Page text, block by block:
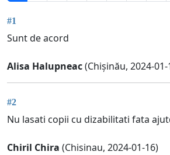
#1
Sunt de acord
Alisa Halupneac(Chișinău, 2024-01-
#2
Nu lasati copii cu dizabilitati fata
Chiril Chira (Chisinau, 2024-01-16)